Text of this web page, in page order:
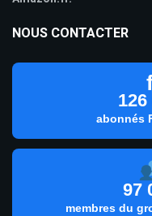
NOUS CONTACTER
126
abonnés
97
membres du